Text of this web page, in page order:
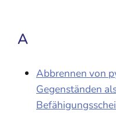
A
Abbrennen von
Gegenständen